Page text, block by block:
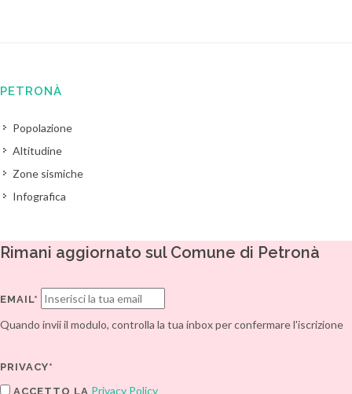
PETRONÀ
Popolazione
Altitudine
Zone sismiche
Infografica
Rimani aggiornato sul Comune di Petronà
EMAIL*
Quando invii il modulo, controlla la tua inbox per confermare l'iscrizione
PRIVACY*
ACCETTO LA Privacy Policy